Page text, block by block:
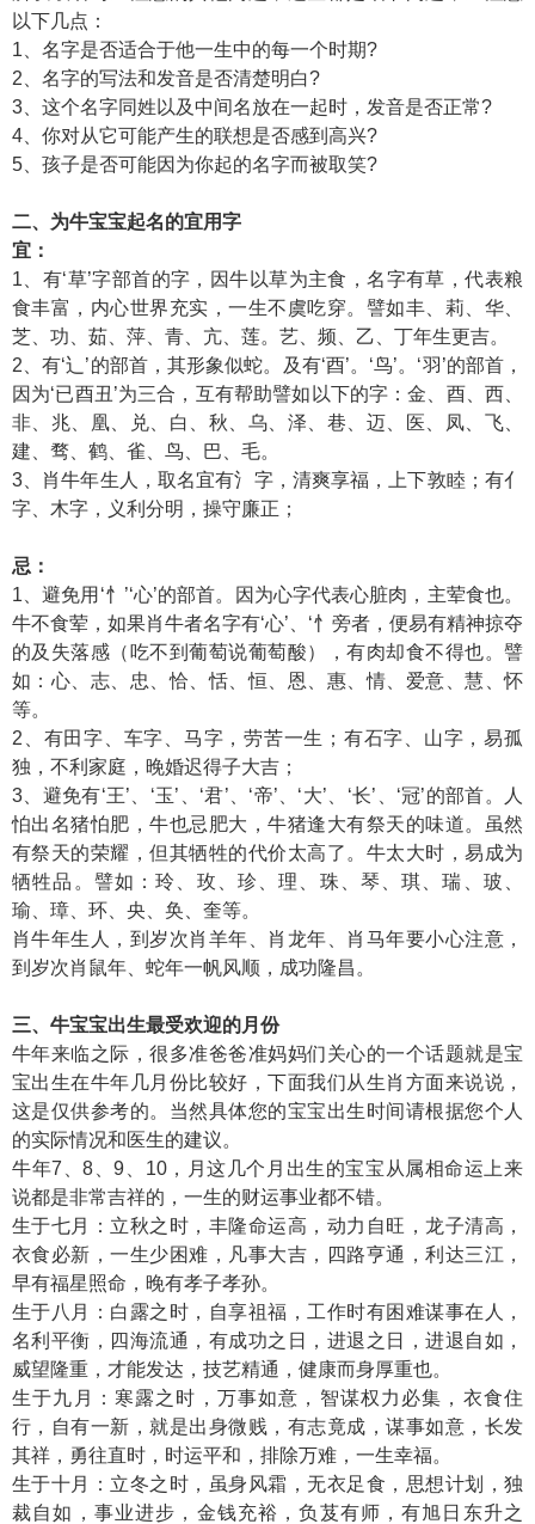
以下几点：
1、名字是否适合于他一生中的每一个时期?
2、名字的写法和发音是否清楚明白?
3、这个名字同姓以及中间名放在一起时，发音是否正常?
4、你对从它可能产生的联想是否感到高兴?
5、孩子是否可能因为你起的名字而被取笑?
二、为牛宝宝起名的宜用字
宜：
1、有‘草’字部首的字，因牛以草为主食，名字有草，代表粮
食丰富，内心世界充实，一生不虞吃穿。譬如丰、莉、华、
芝、功、茹、萍、青、亢、莲。艺、频、乙、丁年生更吉。
2、有‘辶’的部首，其形象似蛇。及有‘酉’。‘鸟’。‘羽’的部首，
因为‘已酉丑’为三合，互有帮助譬如以下的字：金、酉、西、
非、兆、凰、兑、白、秋、乌、泽、巷、迈、医、凤、飞、
建、骛、鹤、雀、鸟、巴、毛。
3、肖牛年生人，取名宜有氵字，清爽享福，上下敦睦；有亻
字、木字，义利分明，操守廉正；
忌：
1、避免用‘忄’‘心’的部首。因为心字代表心脏肉，主荤食也。
牛不食荤，如果肖牛者名字有‘心’、‘忄旁者，便易有精神掠夺
的及失落感（吃不到葡萄说葡萄酸），有肉却食不得也。譬
如：心、志、忠、恰、恬、恒、恩、惠、情、爱意、慧、怀
等。
2、有田字、车字、马字，劳苦一生；有石字、山字，易孤
独，不利家庭，晚婚迟得子大吉；
3、避免有‘王’、‘玉’、‘君’、‘帝’、‘大’、‘长’、‘冠’的部首。人
怕出名猪怕肥，牛也忌肥大，牛猪逢大有祭天的味道。虽然
有祭天的荣耀，但其牺牲的代价太高了。牛太大时，易成为
牺牲品。譬如：玲、玫、珍、理、珠、琴、琪、瑞、玻、
瑜、璋、环、央、奂、奎等。
肖牛年生人，到岁次肖羊年、肖龙年、肖马年要小心注意，
到岁次肖鼠年、蛇年一帆风顺，成功隆昌。
三、牛宝宝出生最受欢迎的月份
牛年来临之际，很多准爸爸准妈妈们关心的一个话题就是宝
宝出生在牛年几月份比较好，下面我们从生肖方面来说说，
这是仅供参考的。当然具体您的宝宝出生时间请根据您个人
的实际情况和医生的建议。
牛年7、8、9、10，月这几个月出生的宝宝从属相命运上来
说都是非常吉祥的，一生的财运事业都不错。
生于七月：立秋之时，丰隆命运高，动力自旺，龙子清高，
衣食必新，一生少困难，凡事大吉，四路亨通，利达三江，
早有福星照命，晚有孝子孝孙。
生于八月：白露之时，自享祖福，工作时有困难谋事在人，
名利平衡，四海流通，有成功之日，进退之日，进退自如，
威望隆重，才能发达，技艺精通，健康而身厚重也。
生于九月：寒露之时，万事如意，智谋权力必集，衣食住
行，自有一新，就是出身微贱，有志竟成，谋事如意，长发
其祥，勇往直时，时运平和，排除万难，一生幸福。
生于十月：立冬之时，虽身风霜，无衣足食，思想计划，独
裁自如，事业进步，金钱充裕，负芨有师，有旭日东升之